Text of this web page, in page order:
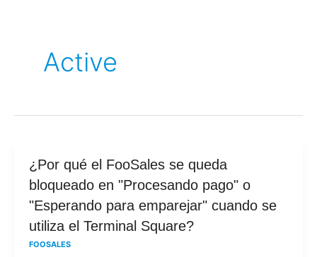
Active
¿Por qué el FooSales se queda
bloqueado en "Procesando pago" o
"Esperando para emparejar" cuando se
utiliza el Terminal Square?
FOOSALES
¿Por
qué
FooSales
se
queda